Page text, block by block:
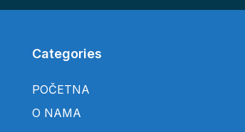
Categories
POČETNA
O NAMA